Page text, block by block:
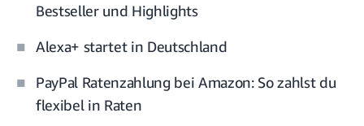
Bestseller und Highlights
Alexa+ startet in Deutschland
PayPal Ratenzahlung bei Amazon: So zahlst du
flexibel in Raten